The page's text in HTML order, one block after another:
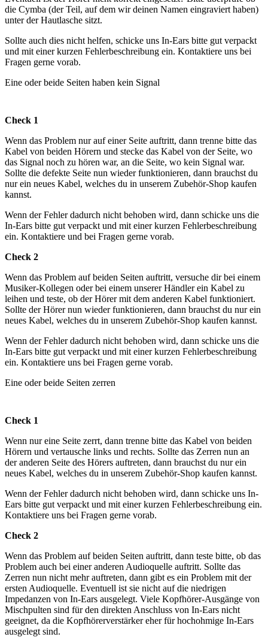
die Cymba (der Teil, auf dem wir deinen Namen eingraviert haben)
unter der Hautlasche sitzt.
Sollte auch dies nicht helfen, schicke uns In-Ears bitte gut verpackt
und mit einer kurzen Fehlerbeschreibung ein. Kontaktiere uns bei
Fragen gerne vorab.
Eine oder beide Seiten haben kein Signal
Check 1
Wenn das Problem nur auf einer Seite auftritt, dann trenne bitte das
Kabel von beiden Hörern und stecke das Kabel von der Seite, wo
das Signal noch zu hören war, an die Seite, wo kein Signal war.
Sollte die defekte Seite nun wieder funktionieren, dann brauchst du
nur ein neues Kabel, welches du in unserem Zubehör-Shop kaufen
kannst.
Wenn der Fehler dadurch nicht behoben wird, dann schicke uns die
In-Ears bitte gut verpackt und mit einer kurzen Fehlerbeschreibung
ein. Kontaktiere und bei Fragen gerne vorab.
Check 2
Wenn das Problem auf beiden Seiten auftritt, versuche dir bei einem
Musiker-Kollegen oder bei einem unserer Händler ein Kabel zu
leihen und teste, ob der Hörer mit dem anderen Kabel funktioniert.
Sollte der Hörer nun wieder funktionieren, dann brauchst du nur ein
neues Kabel, welches du in unserem Zubehör-Shop kaufen kannst.
Wenn der Fehler dadurch nicht behoben wird, dann schicke uns die
In-Ears bitte gut verpackt und mit einer kurzen Fehlerbeschreibung
ein. Kontaktiere uns bei Fragen gerne vorab.
Eine oder beide Seiten zerren
Check 1
Wenn nur eine Seite zerrt, dann trenne bitte das Kabel von beiden
Hörern und vertausche links und rechts. Sollte das Zerren nun an
der anderen Seite des Hörers auftreten, dann brauchst du nur ein
neues Kabel, welches du in unserem Zubehör-Shop kaufen kannst.
Wenn der Fehler dadurch nicht behoben wird, dann schicke uns In-
Ears bitte gut verpackt und mit einer kurzen Fehlerbeschreibung ein.
Kontaktiere uns bei Fragen gerne vorab.
Check 2
Wenn das Problem auf beiden Seiten auftritt, dann teste bitte, ob das
Problem auch bei einer anderen Audioquelle auftritt. Sollte das
Zerren nun nicht mehr auftreten, dann gibt es ein Problem mit der
ersten Audioquelle. Eventuell ist sie nicht auf die niedrigen
Impedanzen von In-Ears ausgelegt. Viele Kopfhörer-Ausgänge von
Mischpulten sind für den direkten Anschluss von In-Ears nicht
geeignet, da die Kopfhörerverstärker eher für hochohmige In-Ears
ausgelegt sind.